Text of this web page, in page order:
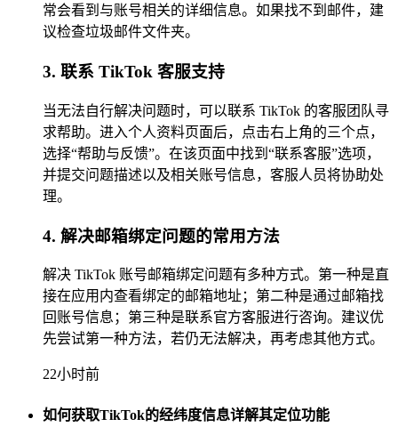
常会看到与账号相关的详细信息。如果找不到邮件，建
议检查垃圾邮件文件夹。
3. 联系 TikTok 客服支持
当无法自行解决问题时，可以联系 TikTok 的客服团队寻
求帮助。进入个人资料页面后，点击右上角的三个点，
选择“帮助与反馈”。在该页面中找到“联系客服”选项，
并提交问题描述以及相关账号信息，客服人员将协助处
理。
4. 解决邮箱绑定问题的常用方法
解决 TikTok 账号邮箱绑定问题有多种方式。第一种是直
接在应用内查看绑定的邮箱地址；第二种是通过邮箱找
回账号信息；第三种是联系官方客服进行咨询。建议优
先尝试第一种方法，若仍无法解决，再考虑其他方式。
22小时前
如何获取TikTok的经纬度信息详解其定位功能